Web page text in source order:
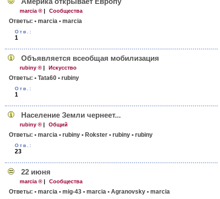
marcia ® | Сообщества
Ответы: • marcia • marcia
Отв.:
1
Объявляется всеобщая мобилизация
rubiny ® | Искусство
Ответы: • Tata60 • rubiny
Отв.:
1
Население Земли чернеет...
rubiny ® | Общий
Ответы: • marcia • rubiny • Rokster • rubiny • rubiny
Отв.:
23
22 июня
marcia ® | Сообщества
Ответы: • marcia • mig-43 • marcia • Agranovsky • marcia